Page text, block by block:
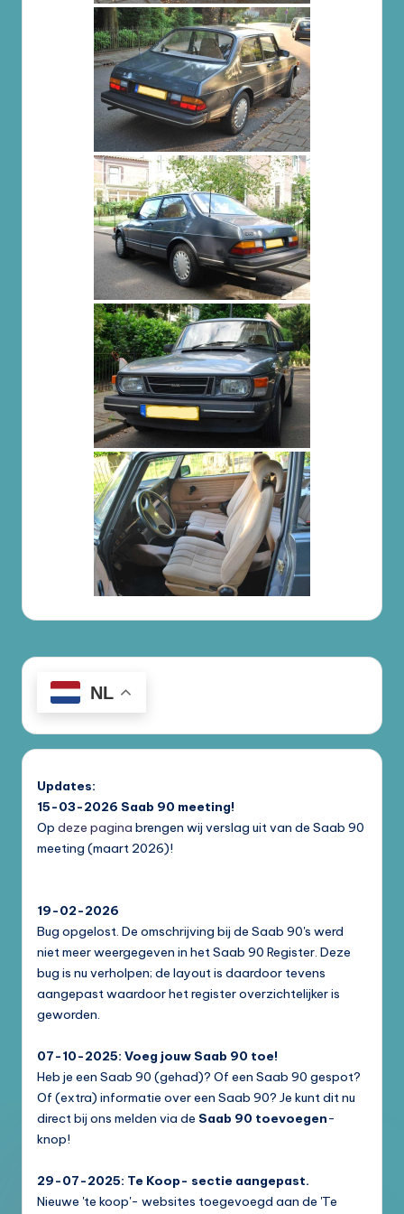
NL
Updates:
15-03-2026 Saab 90 meeting!
Op deze pagina brengen wij verslag uit van de Saab 90
meeting (maart 2026)!
19-02-2026
Bug opgelost. De omschrijving bij de Saab 90's werd
niet meer weergegeven in het Saab 90 Register. Deze
bug is nu verholpen; de layout is daardoor tevens
aangepast waardoor het register overzichtelijker is
geworden.
07-10-2025: Voeg jouw Saab 90 toe!
Heb je een Saab 90 (gehad)? Of een Saab 90 gespot?
Of (extra) informatie over een Saab 90? Je kunt dit nu
direct bij ons melden via de Saab 90 toevoegen-
knop!
29-07-2025: Te Koop- sectie aangepast.
Nieuwe 'te koop'- websites toegevoegd aan de 'Te